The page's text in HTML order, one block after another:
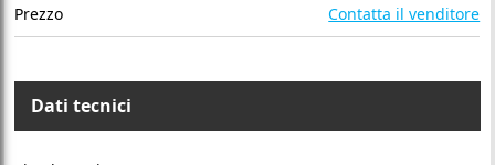
Prezzo Contatta il venditore
Dati tecnici